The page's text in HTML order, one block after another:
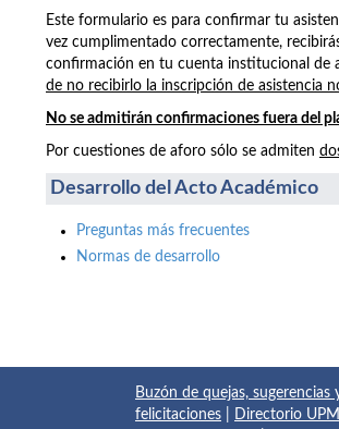
Este formulario es para confirmar tu
vez cumplimentado correctamente,
confirmación en tu cuenta institucional de
de no recibirlo la inscripción de asistencia
No se admitirán confirmaciones fuera del
Por cuestiones de aforo sólo se admiten
Desarrollo del Acto Académico
Preguntas más frecuentes
Normas de desarrollo
Buzón de quejas, sugerencias
felicitaciones
Directorio UPM